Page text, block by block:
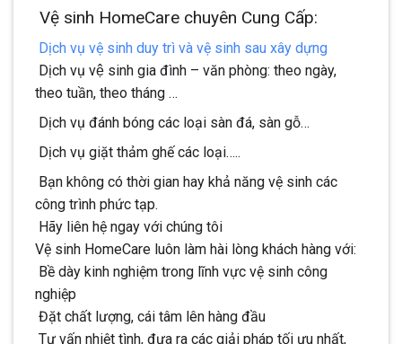
Vệ sinh HomeCare chuyên Cung Cấp:
Dịch vụ vệ sinh duy trì và vệ sinh sau xây dựng
Dịch vụ vệ sinh gia đình – văn phòng: theo ngày,
theo tuần, theo tháng …
Dịch vụ đánh bóng các loại sàn đá, sàn gỗ…
Dịch vụ giặt thảm ghế các loại…..
Bạn không có thời gian hay khả năng vệ sinh các
công trình phức tạp.
Hãy liên hệ ngay với chúng tôi
Vệ sinh HomeCare luôn làm hài lòng khách hàng với:
Bề dày kinh nghiệm trong lĩnh vực vệ sinh công
nghiệp
Đặt chất lượng, cái tâm lên hàng đầu
Tư vấn nhiệt tình, đưa ra các giải pháp tối ưu nhất,